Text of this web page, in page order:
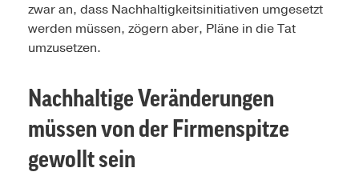
zwar an, dass Nachhaltigkeitsinitiativen umgesetzt
werden müssen, zögern aber, Pläne in die Tat
umzusetzen.
Nachhaltige Veränderungen
müssen von der Firmenspitze
gewollt sein